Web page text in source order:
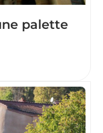
palette